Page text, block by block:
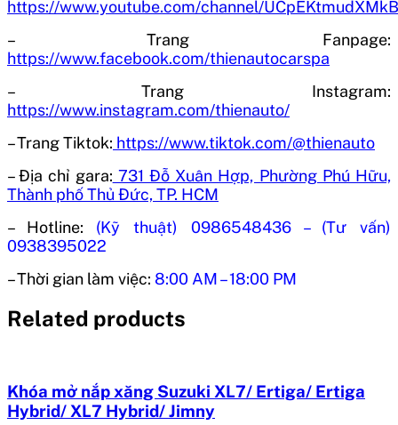
https://www.youtube.com/channel/
– Trang Fanpage:
https://www.facebook.com/thienautocarspa
– Trang Instagram:
https://www.instagram.com/thienauto/
– Trang Tiktok: https://www.tiktok.com/@thienauto
– Địa chỉ gara: 731 Đỗ Xuân Hợp, Phường Phú Hữu,
Thành phố Thủ Đức, TP. HCM
– Hotline: (Kỹ thuật) 0986548436 – (Tư vấn)
0938395022
– Thời gian làm việc: 8:00 AM – 18:00 PM
Related products
Khóa mở nắp xăng Suzuki XL7/ Ertiga/ Ertiga
Hybrid/ XL7 Hybrid/ Jimny